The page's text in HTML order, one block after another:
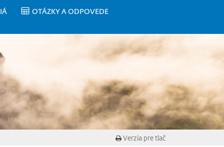
OTÁZKY A ODPOVEDE
Verzia pre tlač